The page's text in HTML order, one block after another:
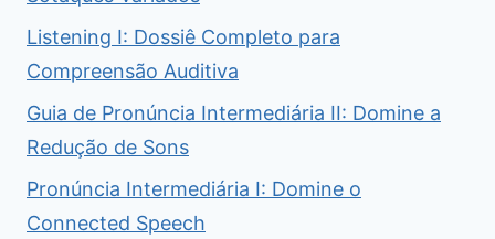
Listening I: Dossiê Completo para
Compreensão Auditiva
Guia de Pronúncia Intermediária II: Domine a
Redução de Sons
Pronúncia Intermediária I: Domine o
Connected Speech